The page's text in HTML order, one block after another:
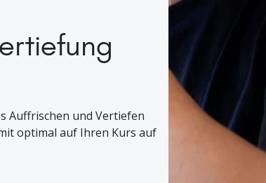
Auffrischen und Vertiefen
optimal auf Ihren Kurs auf